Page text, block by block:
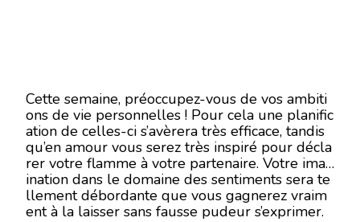
Cette semaine, préoccupez-vous de vos ambiti
ons de vie personnelles ! Pour cela une planific
ation de celles-ci s’avèrera très efficace, tandis
qu’en amour vous serez très inspiré pour décla
rer votre flamme à votre partenaire. Votre imag
ination dans le domaine des sentiments sera te
llement débordante que vous gagnerez vraim
ent à la laisser sans fausse pudeur s’exprimer.